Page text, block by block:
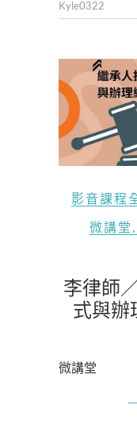
Kyle0322
影音課程
微講堂 ,
李律師
式與辦
微講堂